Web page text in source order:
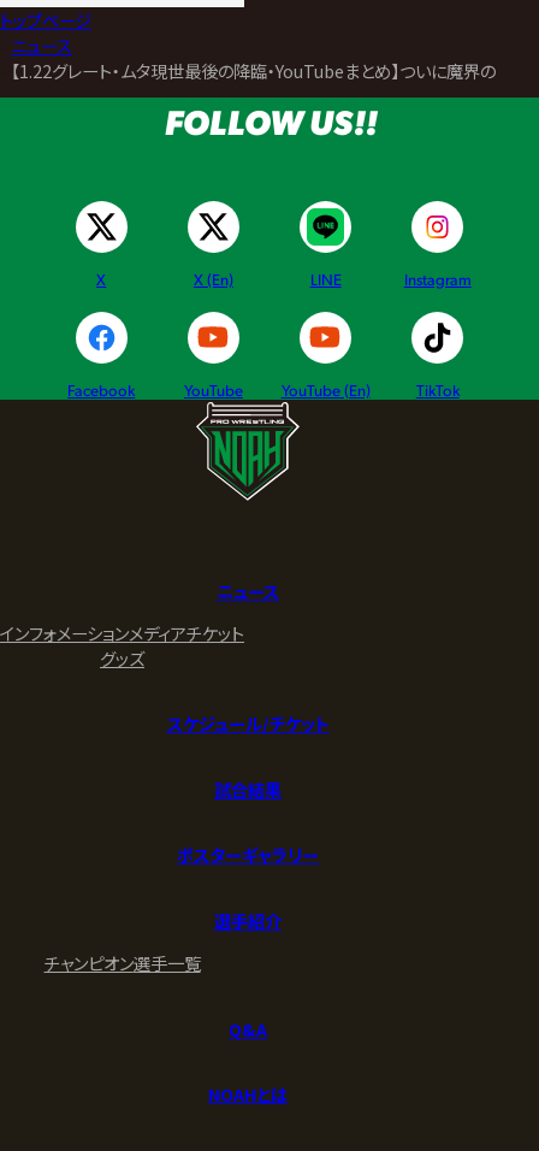
トップページ
ニュース
【1.22グレート・ムタ現世最後の降臨・YouTubeまとめ】ついに魔界の扉
FOLLOW US!!
X X (En) LINE Instagram
Facebook YouTube YouTube (En) TikTok
ニュース
インフォメーションメディアチケット
グッズ
スケジュール/チケット
試合結果
ポスターギャラリー
選手紹介
チャンピオン選手一覧
Q&A
NOAHとは